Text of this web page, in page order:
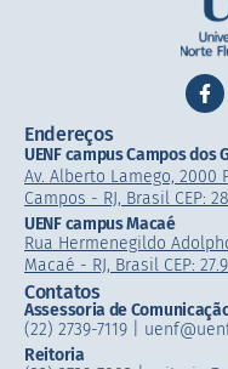
Endereços
UENF campus Campos dos
Av. Alberto Lamego, 2000
Campos - RJ, Brasil CEP:
UENF campus Macaé
Rua Hermenegildo
Macaé - RJ, Brasil CEP:
Contatos
Assessoria de
(22) 2739-7119 |
Reitoria